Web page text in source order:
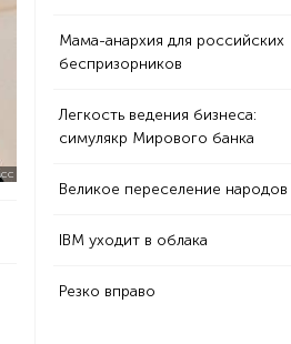
Мама-анархия для российских
беспризорников
Легкость ведения бизнеса:
симулякр Мирового банка
Великое переселение народов
IBM уходит в облака
Резко вправо